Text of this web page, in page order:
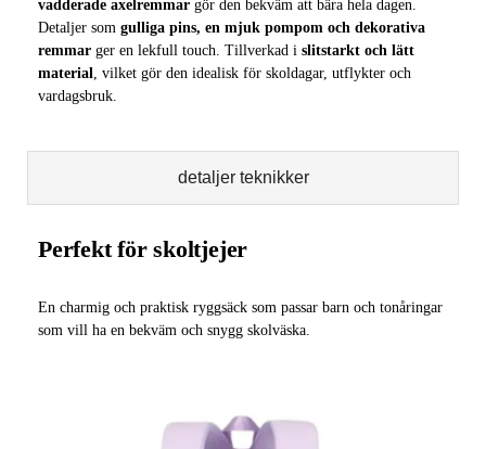
detaljer teknikker
vadderade axelremmar gör den bekväm att bära hela dagen.
Detaljer som gulliga pins, en mjuk pompom och dekorativa
remmar ger en lekfull touch. Tillverkad i slitstarkt och lätt
material, vilket gör den idealisk för skoldagar, utflykter och
vardagsbruk.
Perfekt för skoltjejer
En charmig och praktisk ryggsäck som passar barn och tonåringar
som vill ha en bekväm och snygg skolväska.